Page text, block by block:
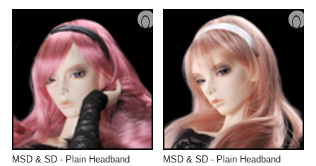
MSD & SD - Plain Headband
MSD & SD - Plain Headband